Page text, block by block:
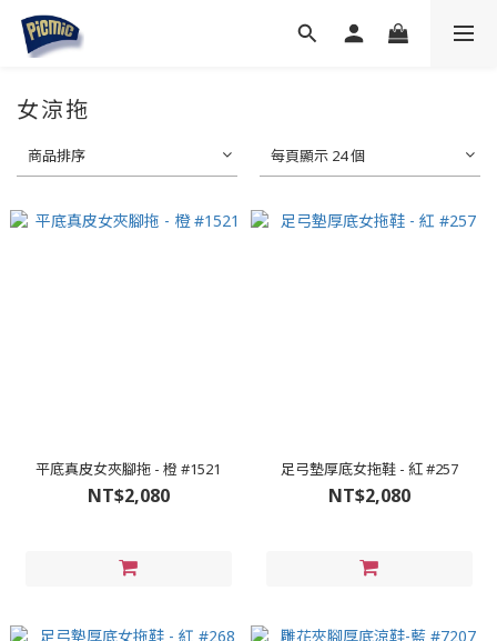
女涼拖
商品排序 每頁顯示 24 個
平底真皮女夾腳拖 - 橙 #1521
NT$2,080
足弓墊厚底女拖鞋 - 紅 #257
NT$2,080